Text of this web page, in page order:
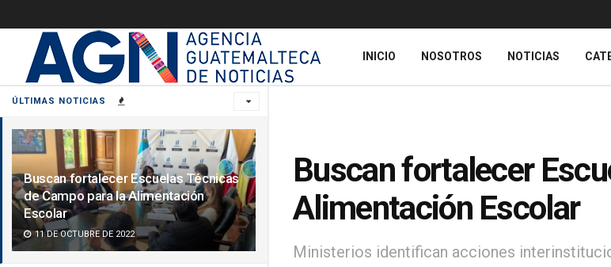
ÚLTIMAS NOTICIAS
Buscan fortalecer Escuelas Técnicas
de Campo para la Alimentación
Escolar
11 DE OCTUBRE DE 2022
INICIO NOSOTROS NOTICIAS
Buscan fortalecer
Alimentación Escolar
Ministerios identifican acciones